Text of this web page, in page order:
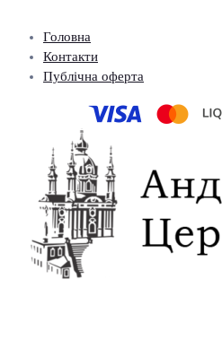
Головна
Контакти
Публічна оферта